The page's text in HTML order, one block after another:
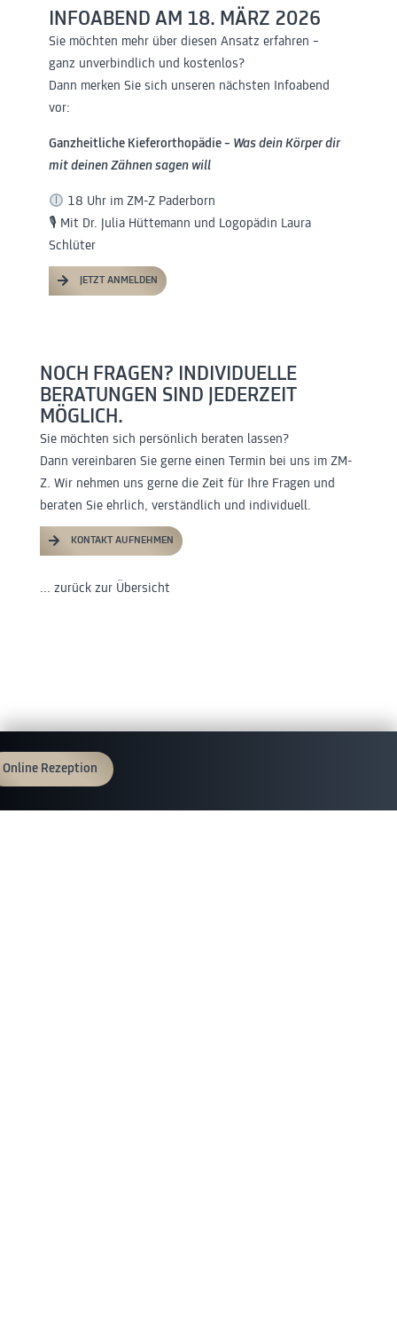
Online Rezeption
INFOABEND AM 18. MÄRZ 2026
Sie möchten mehr über diesen Ansatz erfahren –
ganz unverbindlich und kostenlos?
Dann merken Sie sich unseren nächsten Infoabend
vor:
Ganzheitliche Kieferorthopädie – Was dein Körper dir
mit deinen Zähnen sagen will
18 Uhr im ZM-Z Paderborn
🎙 Mit Dr. Julia Hüttemann und Logopädin Laura
Schlüter
JETZT ANMELDEN
NOCH FRAGEN? INDIVIDUELLE
BERATUNGEN SIND JEDERZEIT
MÖGLICH.
Sie möchten sich persönlich beraten lassen?
Dann vereinbaren Sie gerne einen Termin bei uns im ZM-
Z. Wir nehmen uns gerne die Zeit für Ihre Fragen und
beraten Sie ehrlich, verständlich und individuell.
KONTAKT AUFNEHMEN
... zurück zur Übersicht